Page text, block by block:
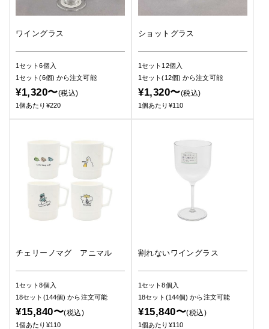
ワイングラス
1セット6個入
1セット(6個) から注文可能
¥1,320〜(税込)
1個あたり¥220
ショットグラス
1セット12個入
1セット(12個)から注文可能
¥1,320〜(税込)
1個あたり¥110
チェリーノマグ アニマル
1セット8個入
18セット(144個)から注文可能
¥15,840〜(税込)
1個あたり¥110
割れないワイングラス
1セット8個入
18セット(144個)から注文可能
¥15,840〜(税込)
1個あたり¥110